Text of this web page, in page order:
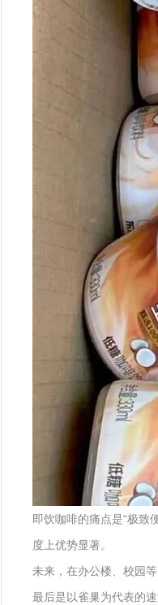
即饮咖啡的痛点是“极致
度上优势显著。
未来，在办公楼、校园
最后是以雀巢为代表的